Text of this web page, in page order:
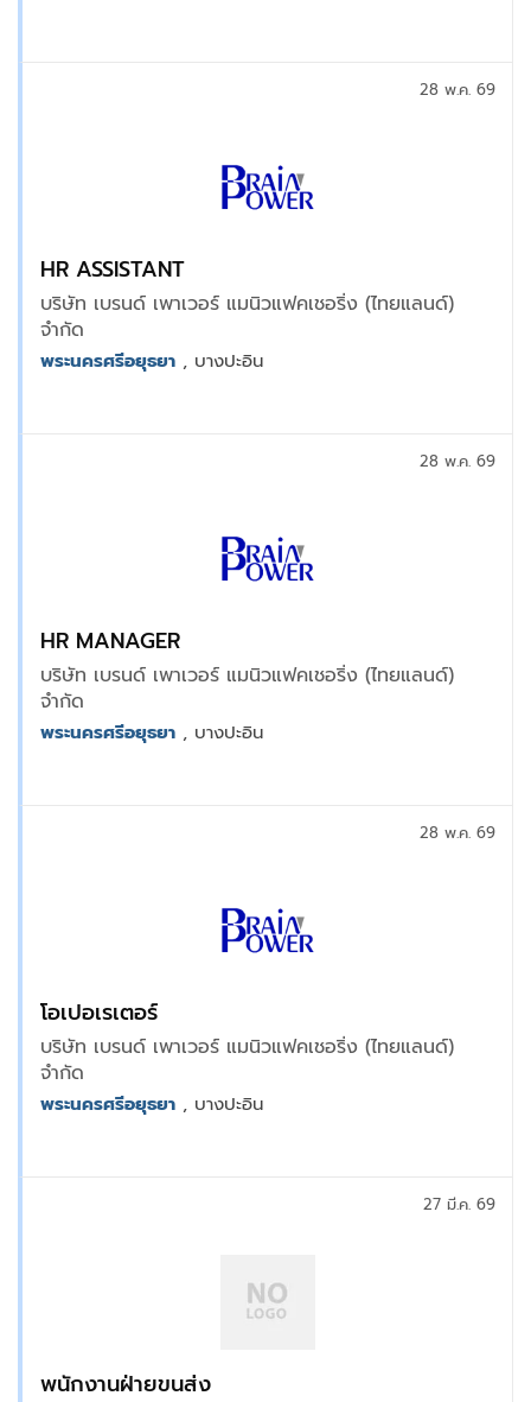
HR ASSISTANT
บริษัท เบรนด์ เพาเวอร์ แมนิวแฟคเชอริ่ง (ไทยแลนด์)
จำกัด
28 พ.ค. 69
พระนครศรีอยุธยา , บางปะอิน
HR MANAGER
บริษัท เบรนด์ เพาเวอร์ แมนิวแฟคเชอริ่ง (ไทยแลนด์)
จำกัด
28 พ.ค. 69
พระนครศรีอยุธยา , บางปะอิน
โอเปอเรเตอร์
บริษัท เบรนด์ เพาเวอร์ แมนิวแฟคเชอริ่ง (ไทยแลนด์)
จำกัด
28 พ.ค. 69
พระนครศรีอยุธยา , บางปะอิน
พนักงานฝ่ายขนส่ง
27 มี.ค. 69